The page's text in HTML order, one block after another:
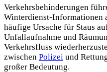
Verkehrsbehinderungen
Winterdienst-Informationen
häufige Ursache für Staus
Unfallaufnahme und
Verkehrsfluss
zwischen Polizei und
großer Bedeutung.